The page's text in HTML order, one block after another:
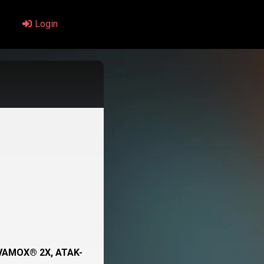
Login
2X, ATAK-